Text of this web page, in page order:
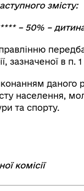
змісту:
– 50% –
зазначеної в п.
даного
населення,
та спорту.
комісії